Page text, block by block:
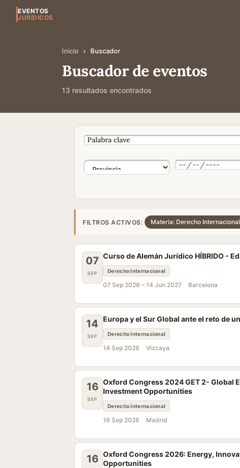
EVENTOS
JURÍDICOS
Inicio › Buscador
Buscador de eventos
13 resultados encontrados
FILTROS ACTIVOS: Materia: Derecho Internacional
07
SEP
Curso de Alemán Jurídico HÍBRIDO -
Derecho Internacional
07 Sep 2026 – 14 Jun 2027 Barcelona
14
SEP
Europa y el Sur Global ante el reto de
Derecho Internacional
14 Sep 2026 Vizcaya
16
SEP
Oxford Congress 2024 GET 2- Global
Investment Opportunities
Derecho Internacional
16 Sep 2026 Madrid
16 Oxford Congress 2026: Energy,
Opportunities